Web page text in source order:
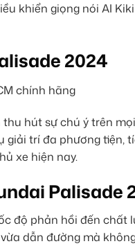
khiển giọng nói AI
2024
thu hút sự chú ý trên
giải trí đa phương tiện,
xe hiện nay.
Palisade
độ phản hồi đến chất
dẫn đường mà